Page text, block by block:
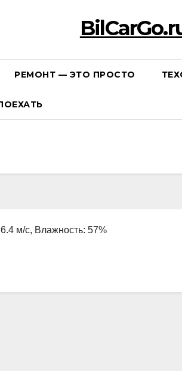
РЕМОНТ — ЭТО ПРОСТО
м/с, Влажность: 57%